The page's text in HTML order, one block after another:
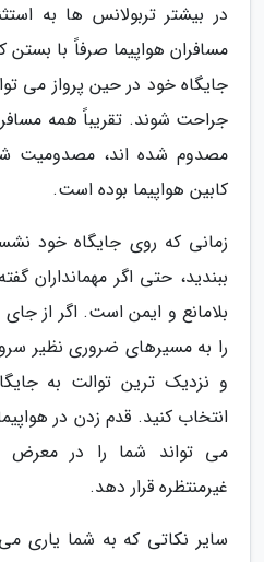
در بیشتر تربولانس ها به
مسافران هواپیما صرفاً با
جایگاه خود در حین پرواز می
جراحت شوند. تقریباً همه
مصدوم شده اند، مصدومیت
کابین هواپیما بوده است.
زمانی که روی جایگاه خود
ببندید، حتی اگر مهمانداران
بلامانع و ایمن است. اگر از
را به مسیرهای ضروری نظیر
و نزدیک ترین توالت به
انتخاب کنید. قدم زدن در
می تواند شما را در معرض
غیرمنتظره قرار دهد.
سایر نکاتی که به شما یاری